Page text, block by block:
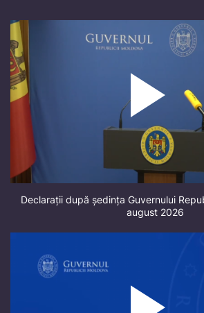
Declarații după ședința Guvernului
august 2026